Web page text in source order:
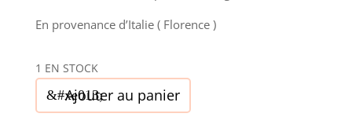
En provenance d’Italie ( Florence )
1 EN STOCK
quantitéAjouter au panier